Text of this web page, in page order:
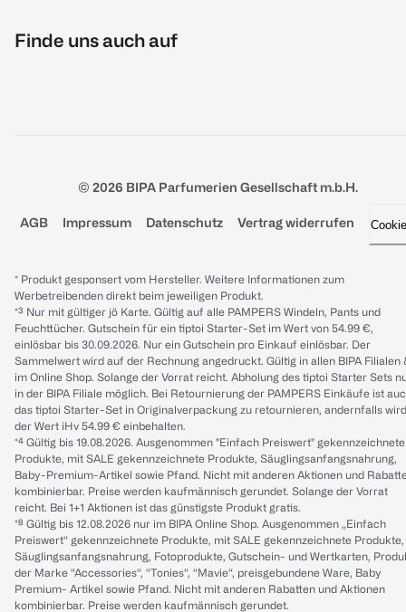
Finde uns auch auf
© 2026 BIPA Parfumerien Gesellschaft m.b.H.
AGB Impressum Datenschutz Vertrag widerrufen
* Produkt gesponsert vom Hersteller. Weitere Informationen zum
Werbetreibenden direkt beim jeweiligen Produkt.
*³ Nur mit gültiger jö Karte. Gültig auf alle PAMPERS Windeln, Pants und
Feuchttücher. Gutschein für ein tiptoi Starter-Set im Wert von 54.99 €,
einlösbar bis 30.09.2026. Nur ein Gutschein pro Einkauf einlösbar. Der
Sammelwert wird auf der Rechnung angedruckt. Gültig in allen BIPA Filialen
im Online Shop. Solange der Vorrat reicht. Abholung des tiptoi Starter Sets
in der BIPA Filiale möglich. Bei Retournierung der PAMPERS Einkäufe ist
das tiptoi Starter-Set in Originalverpackung zu retournieren, andernfalls wird
der Wert iHv 54.99 € einbehalten.
*⁴ Gültig bis 19.08.2026. Ausgenommen "Einfach Preiswert" gekennzeichnete
Produkte, mit SALE gekennzeichnete Produkte, Säuglingsanfangsnahrung,
Baby-Premium-Artikel sowie Pfand. Nicht mit anderen Aktionen und
kombinierbar. Preise werden kaufmännisch gerundet. Solange der Vorrat
reicht. Bei 1+1 Aktionen ist das günstigste Produkt gratis.
*⁸ Gültig bis 12.08.2026 nur im BIPA Online Shop. Ausgenommen „Einfach
Preiswert“ gekennzeichnete Produkte, mit SALE gekennzeichnete Produkte,
Säuglingsanfangsnahrung, Fotoprodukte, Gutschein- und Wertkarten,
der Marke “Accessories“, “Tonies“, “Mavie“, preisgebundene Ware, Baby
Premium- Artikel sowie Pfand. Nicht mit anderen Rabatten und Aktionen
kombinierbar. Preise werden kaufmännisch gerundet.